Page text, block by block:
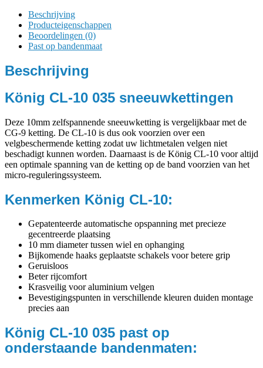
Beschrijving
Producteigenschappen
Beoordelingen (0)
Past op bandenmaat
Beschrijving
König CL-10 035 sneeuwkettingen
Deze 10mm zelfspannende sneeuwketting is vergelijkbaar met de
CG-9 ketting. De CL-10 is dus ook voorzien over een
velgbeschermende ketting zodat uw lichtmetalen velgen niet
beschadigt kunnen worden. Daarnaast is de König CL-10 voor altijd
een optimale spanning van de ketting op de band voorzien van het
micro-reguleringssysteem.
Kenmerken König CL-10:
Gepatenteerde automatische opspanning met precieze
gecentreerde plaatsing
10 mm diameter tussen wiel en ophanging
Bijkomende haaks geplaatste schakels voor betere grip
Geruisloos
Beter rijcomfort
Krasveilig voor aluminium velgen
Bevestigingspunten in verschillende kleuren duiden montage
precies aan
König CL-10 035 past op
onderstaande bandenmaten: